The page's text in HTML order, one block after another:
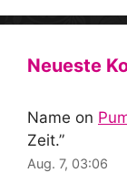
Neueste
Name on
Zeit.”
Aug. 7, 03:06